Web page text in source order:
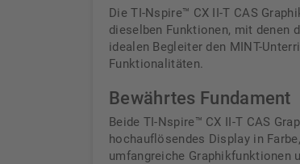
Die TI-Nspire™ CX II-T CAS
dieselben Funktionen, mit denen
idealen Begleiter den MINT-
Funktionalitäten.
Bewährtes Fundament
Beide TI-Nspire™ CX II-T CAS
hochauflösendes Display in
umfangreiche Graphikfunktionen